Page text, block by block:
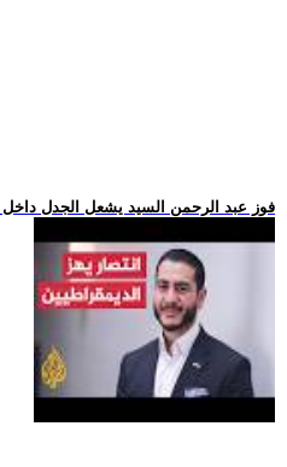
.. فوز عبد الرحمن السيد يشعل الجدل